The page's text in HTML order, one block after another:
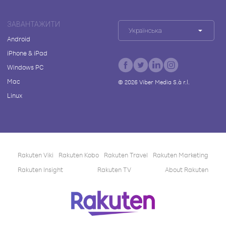
ЗАВАНТАЖИТИ
Android
iPhone & iPad
Windows PC
Mac
Linux
Українська
© 2026Viber Media S.à r.l.
Rakuten Viki Rakuten Kobo Rakuten Travel
Rakuten Marketing
Rakuten Insight
Rakuten TV About Rakuten